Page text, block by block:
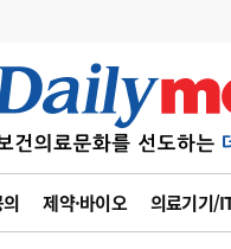
제약·바이오 의료기기/
6
관리
사고
첩